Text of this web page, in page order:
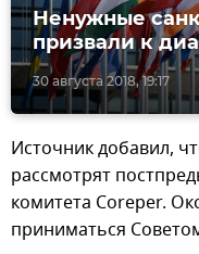
30 августа 2018, 19:17
Ненужные
призвали к
Источник добавил,
рассмотрят
комитета Coreper.
приниматься